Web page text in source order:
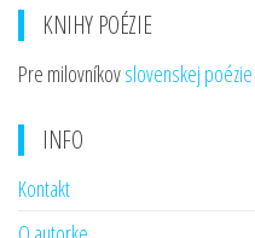
KNIHY POÉZIE
Pre milovníkovslovenskej poézie
INFO
Kontakt